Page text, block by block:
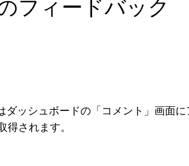
フィードバック
ダッシュボードの「コメント」画面
得されます。